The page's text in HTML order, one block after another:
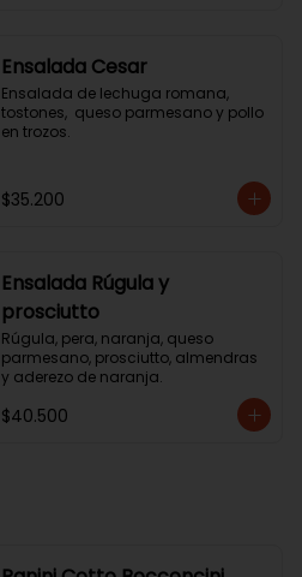
Ensalada Cesar
Ensalada de lechuga romana,
tostones,  queso parmesano y pollo
en trozos.
$35.200
Ensalada Rúgula y
prosciutto
Rúgula, pera, naranja, queso
parmesano, prosciutto, almendras
y aderezo de naranja.
$40.500